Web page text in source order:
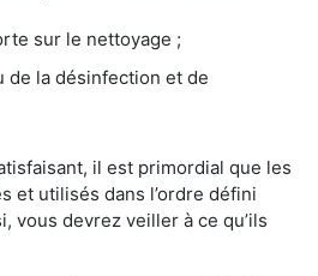
sur le nettoyage ;
de la désinfection et de
il est primordial que les
et utilisés dans l’ordre défini
vous devrez veiller à ce qu’ils